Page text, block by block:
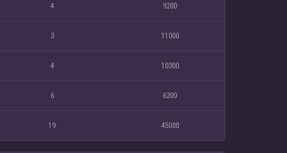
4 9200
3 11000
4 10300
6 6200
19 45000